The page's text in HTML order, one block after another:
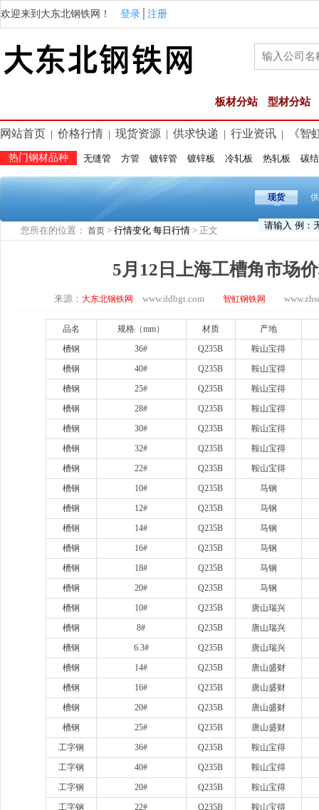
欢迎来到大东北钢铁网！ 登录 注册
板材分站 型材分站
网站首页 价格行情 现货资源 供求快递 行业资讯 《智
热门钢材品种 无缝管 方管 镀锌管 镀锌板 冷轧板 热轧板 碳
现货
您所在的位置： 首页 > 行情变化 每日行情 > 正文
5月12日上海工槽角市场
来源： 大东北钢铁网 www.ddbgt.com 智虹钢铁网
品名 规格（mm） 材质
产地
槽钢
36# Q235B
鞍山宝得
槽钢
40# Q235B
鞍山宝得
槽钢
25# Q235B
鞍山宝得
槽钢
28# Q235B
鞍山宝得
槽钢
30# Q235B
鞍山宝得
槽钢
32# Q235B
鞍山宝得
槽钢
22# Q235B
鞍山宝得
槽钢
10# Q235B
马钢
槽钢
12# Q235B
马钢
槽钢
14# Q235B
马钢
槽钢
16# Q235B
马钢
槽钢
18# Q235B
马钢
槽钢
20# Q235B
马钢
槽钢
10# Q235B
唐山瑞兴
槽钢
8# Q235B
唐山瑞兴
槽钢
6.3# Q235B
唐山瑞兴
槽钢
14# Q235B
唐山盛财
槽钢
16# Q235B
唐山盛财
槽钢
20# Q235B
唐山盛财
槽钢
25# Q235B
唐山盛财
工字钢
36# Q235B
鞍山宝得
工字钢
40# Q235B
鞍山宝得
工字钢
20# Q235B
鞍山宝得
工字钢
22# Q235B
鞍山宝得